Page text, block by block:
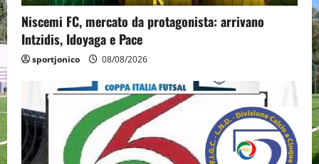
Niscemi FC, mercato da protagonista: arrivano
Intzidis, Idoyaga e Pace
sportjonico 08/08/2026